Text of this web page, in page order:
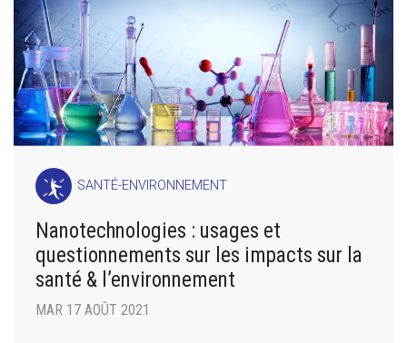
SANTÉ-ENVIRONNEMENT
Nanotechnologies : usages et
questionnements sur les impacts sur la
santé & l’environnement
MAR 17 AOÛT 2021